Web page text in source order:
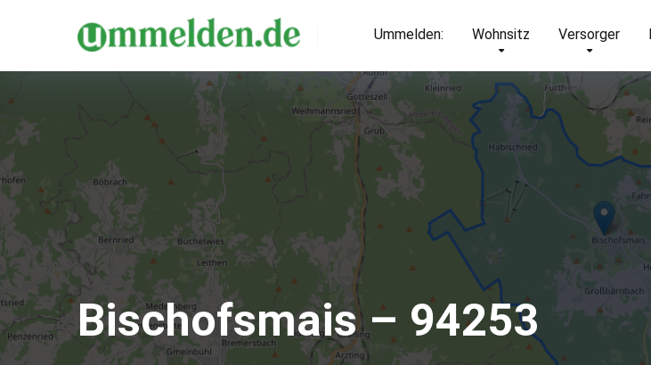
Ummelden: Wohnsitz Versorger
Bischofsmais – 94253